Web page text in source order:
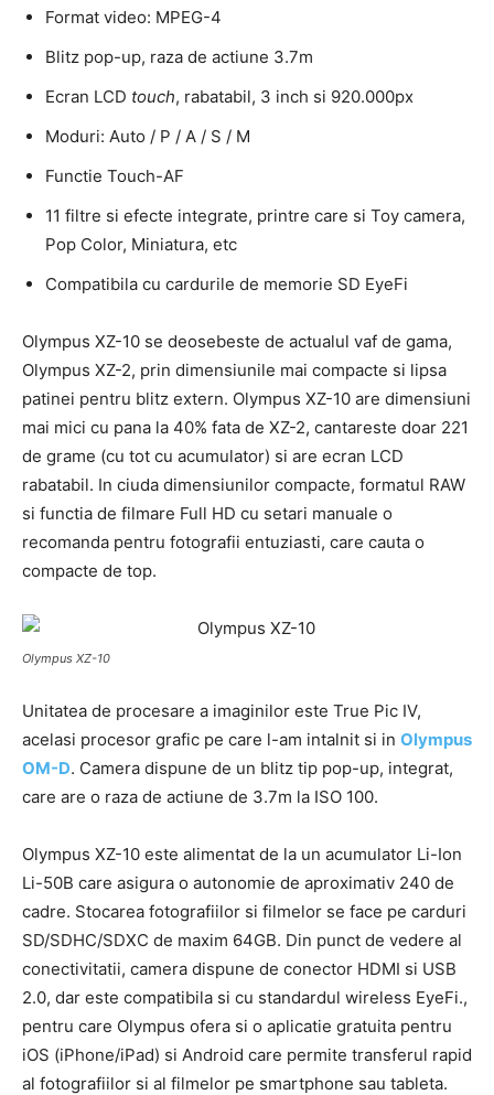
Format video: MPEG-4
Blitz pop-up, raza de actiune 3.7m
Ecran LCD touch, rabatabil, 3 inch si 920.000px
Moduri: Auto / P / A / S / M
Functie Touch-AF
11 filtre si efecte integrate, printre care si Toy camera,
Pop Color, Miniatura, etc
Compatibila cu cardurile de memorie SD EyeFi
Olympus XZ-10 se deosebeste de actualul vaf de gama,
Olympus XZ-2, prin dimensiunile mai compacte si lipsa
patinei pentru blitz extern. Olympus XZ-10 are dimensiuni
mai mici cu pana la 40% fata de XZ-2, cantareste doar 221
de grame (cu tot cu acumulator) si are ecran LCD
rabatabil. In ciuda dimensiunilor compacte, formatul RAW
si functia de filmare Full HD cu setari manuale o
recomanda pentru fotografii entuziasti, care cauta o
compacte de top.
Olympus XZ-10
Unitatea de procesare a imaginilor este True Pic IV,
acelasi procesor grafic pe care l-am intalnit si in Olympus
OM-D. Camera dispune de un blitz tip pop-up, integrat,
care are o raza de actiune de 3.7m la ISO 100.
Olympus XZ-10 este alimentat de la un acumulator Li-Ion
Li-50B care asigura o autonomie de aproximativ 240 de
cadre. Stocarea fotografiilor si filmelor se face pe carduri
SD/SDHC/SDXC de maxim 64GB. Din punct de vedere al
conectivitatii, camera dispune de conector HDMI si USB
2.0, dar este compatibila si cu standardul wireless EyeFi.,
pentru care Olympus ofera si o aplicatie gratuita pentru
iOS (iPhone/iPad) si Android care permite transferul rapid
al fotografiilor si al filmelor pe smartphone sau tableta.